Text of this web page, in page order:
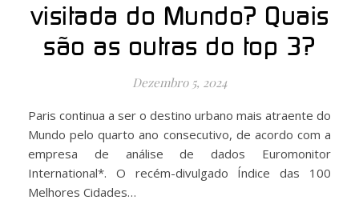
visitada do Mundo? Quais
são as outras do top 3?
Dezembro 5, 2024
Paris continua a ser o destino urbano mais atraente do
Mundo pelo quarto ano consecutivo, de acordo com a
empresa de análise de dados Euromonitor
International*. O recém-divulgado Índice das 100
Melhores Cidades…